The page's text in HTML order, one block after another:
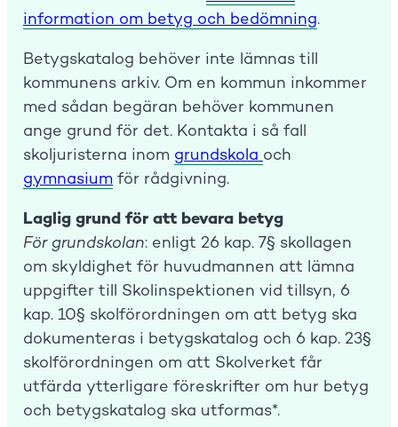
information om betyg och bedömning.
Betygskatalog behöver inte lämnas till
kommunens arkiv. Om en kommun inkommer
med sådan begäran behöver kommunen
ange grund för det. Kontakta i så fall
skoljuristerna inom grundskola och
gymnasium för rådgivning.
Laglig grund för att bevara betyg
För grundskolan: enligt 26 kap. 7§ skollagen
om skyldighet för huvudmannen att lämna
uppgifter till Skolinspektionen vid tillsyn, 6
kap. 10§ skolförordningen om att betyg ska
dokumenteras i betygskatalog och 6 kap. 23§
skolförordningen om att Skolverket får
utfärda ytterligare föreskrifter om hur betyg
och betygskatalog ska utformas*.